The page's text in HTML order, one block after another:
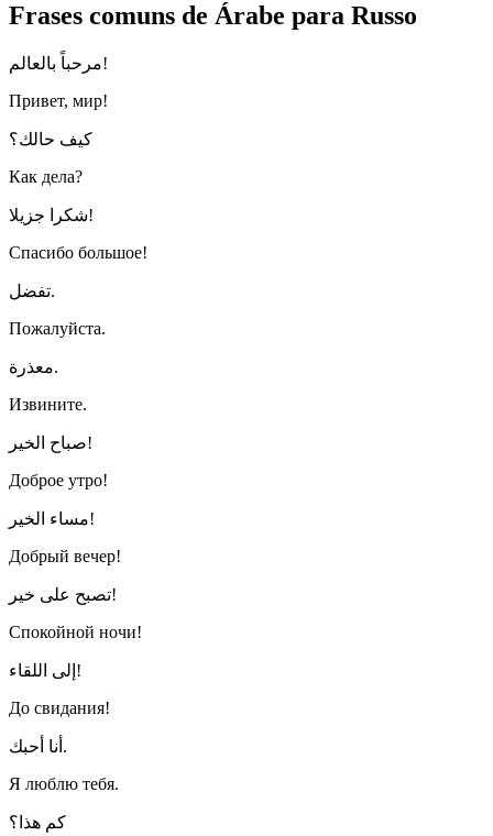
Frases comuns de Árabe para Russo
مرحباً بالعالم!
Привет, мир!
كيف حالك؟
Как дела?
شكرا جزيلا!
Спасибо большое!
تفضل.
Пожалуйста.
معذرة.
Извините.
صباح الخير!
Доброе утро!
مساء الخير!
Добрый вечер!
تصبح على خير!
Спокойной ночи!
إلى اللقاء!
До свидания!
أنا أحبك.
Я люблю тебя.
كم هذا؟